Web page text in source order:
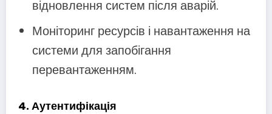
відновлення систем після аварій.
Моніторинг ресурсів і навантаження на
системи для запобігання
перевантаженням.
4. Аутентифікація